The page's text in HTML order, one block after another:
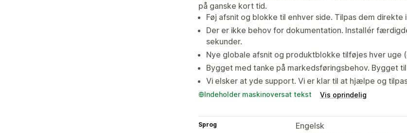
på ganske kort tid.
Føj afsnit og blokke til enhver side. Tilpas dem
Der er ikke behov for dokumentation. Installér
sekunder.
Nye globale afsnit og produktblokke tilføjes hver uge
Bygget med tanke på markedsføringsbehov. Bygget
Vi elsker at yde support. Vi er klar til at hjælpe og
Indeholder maskinoversat tekst Vis oprindelig
Sprog
Engelsk